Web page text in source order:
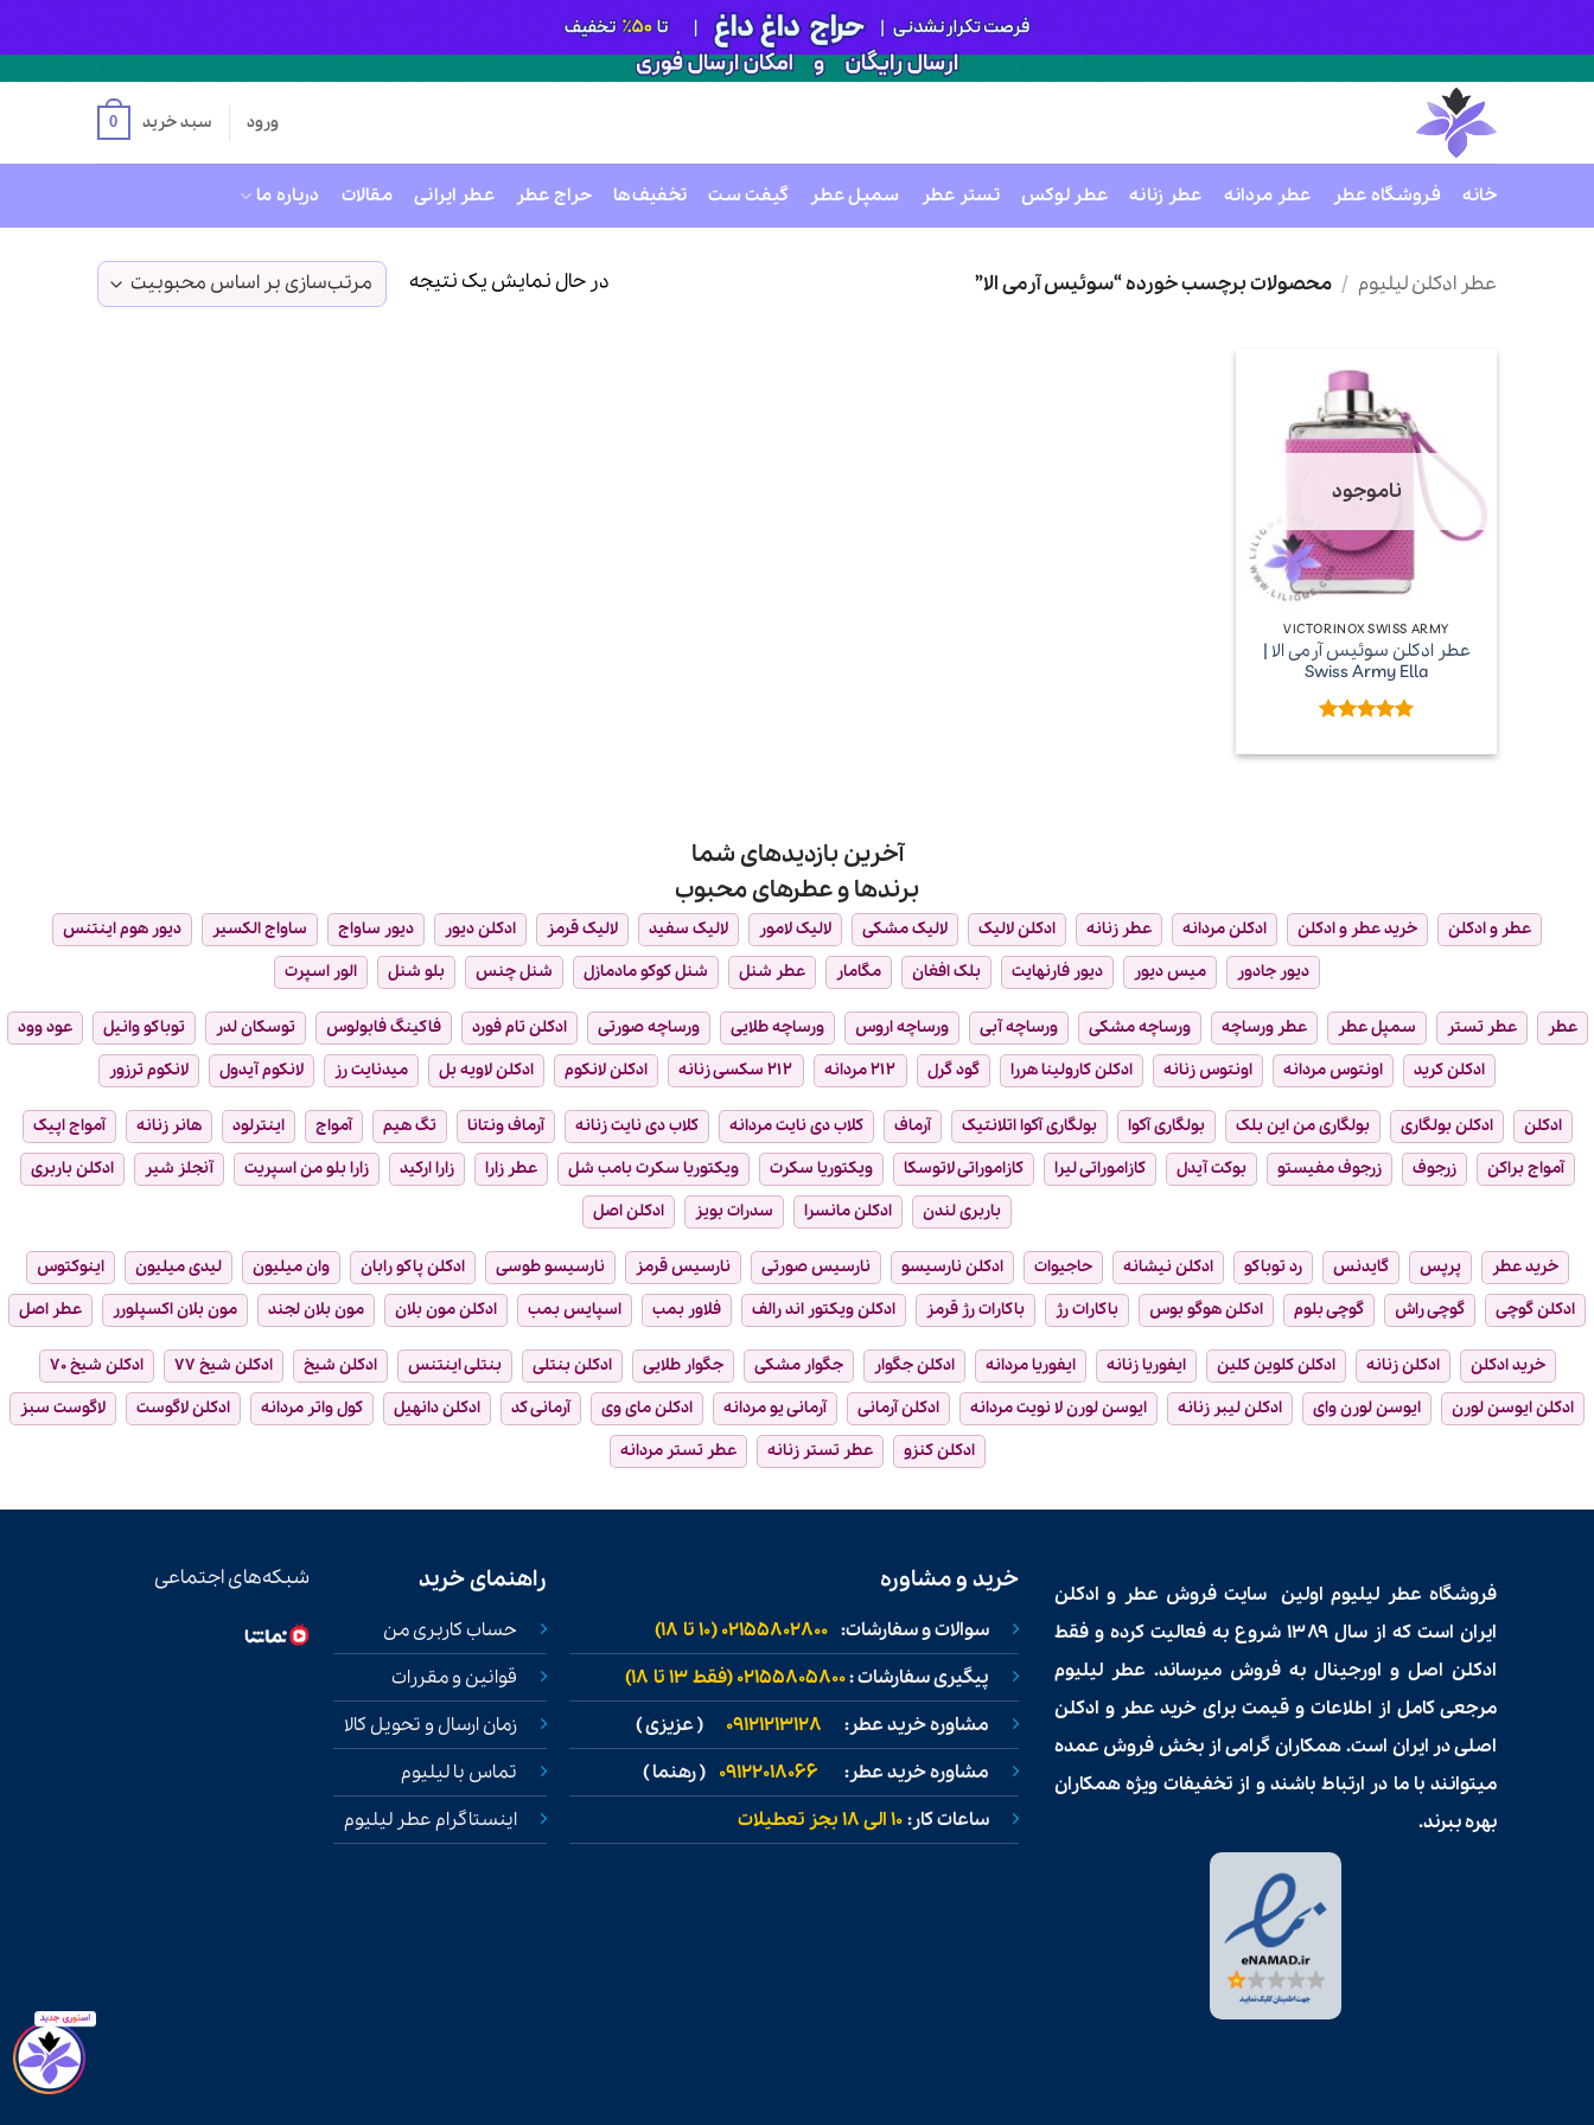
ورود سبد خرید 0
خانه فروشگاه عطر عطر مردانه عطر زنانه عطر لوکس تستر عطر سمپل عطر گیفت ست تخفیف‌ها حراج عطر عطر ایرانی مقالات درباره ما
عطر ادکلن لیلیوم / محصولات برچسب خورده “سوئیس آرمی الا” در حال نمایش یک نتیجه
+
ناموجود
VICTORINOX SWISS ARMY
عطر ادکلن سوئیس آرمی الا |
Swiss Army Ella
5
آخرین بازدیدهای شما
برندها و عطرهای محبوب
عطر و ادکلن خرید عطر و ادکلن ادکلن مردانه عطر زنانه ادکلن لالیک لالیک مشکی لالیک لامور لالیک سفید لالیک قرمز ادکلن دیور دیور ساواج ساواج الکسیر
دیور هوم اینتنس
دیور جادور
میس دیور دیور فارنهایت بلک افغان مگامار عطر شنل شنل کوکو مادمازل شنل چنس بلو شنل الور اسپرت
عطر عطر تستر سمپل عطر عطر ورساچه ورساچه مشکی ورساچه آبی ورساچه اروس ورساچه طلایی ورساچه صورتی ادکلن تام فورد فاکینگ فابولوس توسکان لدر توباکو وانیل
عود وود
ادکلن کرید
اونتوس مردانه اونتوس زنانه ادکلن کارولینا هررا گود گرل ۲۱۲ مردانه ۲۱۲ سکسی زنانه ادکلن لانکوم ادکلن لاویه بل میدنایت رز لانکوم آیدول لانکوم ترزور
ادکلن ادکلن بولگاری بولگاری من این بلک بولگاری آکوا بولگاری آکوا اتلانتیک آرماف کلاب دی نایت مردانه کلاب دی نایت زنانه آرماف ونتانا تگ هیم آمواج اینترلود هانر زنانه
آمواج اپیک
آمواج براکن
زرجوف زرجوف مفیستو بوکت آیدل کازاموراتی لیرا کازاموراتی لاتوسکا ویکتوریا سکرت ویکتوریا سکرت بامب شل عطر زارا زارا ارکید زارا بلو من اسپریت آنجلز شیر
ادکلن باربری
باربری لندن
ادکلن مانسرا سدرات بویز ادکلن اصل
خرید عطر پرپس گایدنس رد توباکو ادکلن نیشانه حاجیوات ادکلن نارسیسو نارسیس صورتی نارسیس قرمز نارسیسو طوسی ادکلن پاکو رابان وان میلیون لیدی میلیون
اینوکتوس
ادکلن گوچی
گوچی راش گوچی بلوم ادکلن هوگو بوس باکارات رژ باکارات رژ قرمز ادکلن ویکتور اند رالف فلاور بمب اسپایس بمب ادکلن مون بلان مون بلان لجند مون بلان اکسپلورر عطر اصل
خرید ادکلن ادکلن زنانه ادکلن کلوین کلین ایفوریا زنانه ایفوریا مردانه ادکلن جگوار جگوار مشکی جگوار طلایی ادکلن بنتلی بنتلی اینتنس ادکلن شیخ ادکلن شیخ ۷۷
ادکلن شیخ ۷۰
ادکلن ایوسن لورن
ایوسن لورن وای ادکلن لیبر زنانه ایوسن لورن لا نویت مردانه ادکلن آرمانی آرمانی یو مردانه ادکلن مای وی آرمانی کد ادکلن دانهیل کول واتر مردانه ادکلن لاگوست
لاگوست سبز
ادکلن کنزو
عطر تستر زنانه عطر تستر مردانه
فروشگاه عطر لیلیوم اولین سایت فروش عطر و ادکلن
ایران است که از سال ۱۳۸۹ شروع به فعالیت کرده و فقط
ادکلن اصل و اورجینال به فروش میرساند. عطر لیلیوم
مرجعی کامل از اطلاعات و قیمت برای خرید عطر و ادکلن
اصلی در ایران است. همکاران گرامی از بخش فروش عمده
میتوانند با ما در ارتباط باشند و از تخفیفات ویژه همکاران
بهره ببرند.
خرید و مشاوره
سوالات و سفارشات:02155802800 (۱۰ تا ۱۸)
پیگیری سفارشات :02155805800 (فقط ۱۳ تا ۱۸)
مشاوره خرید عطر: 09121213128 ( عزیزی )
مشاوره خرید عطر: 09122018066 ( رهنما )
ساعات کار:۱۰ الی ۱۸ بجز تعطیلات
راهنمای خرید
حساب کاربری من
قوانین و مقررات
زمان ارسال و تحویل کالا
تماس با لیلیوم
اینستاگرام عطر لیلیوم
شبکه‌های اجتماعی